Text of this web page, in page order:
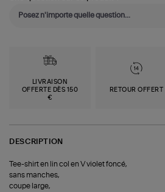
LIVRAISON
OFFERTE DÈS 150
€
RETOUR OFFERT
DESCRIPTION
Tee-shirt en lin col en V violet foncé,
sans manches,
coupe large,